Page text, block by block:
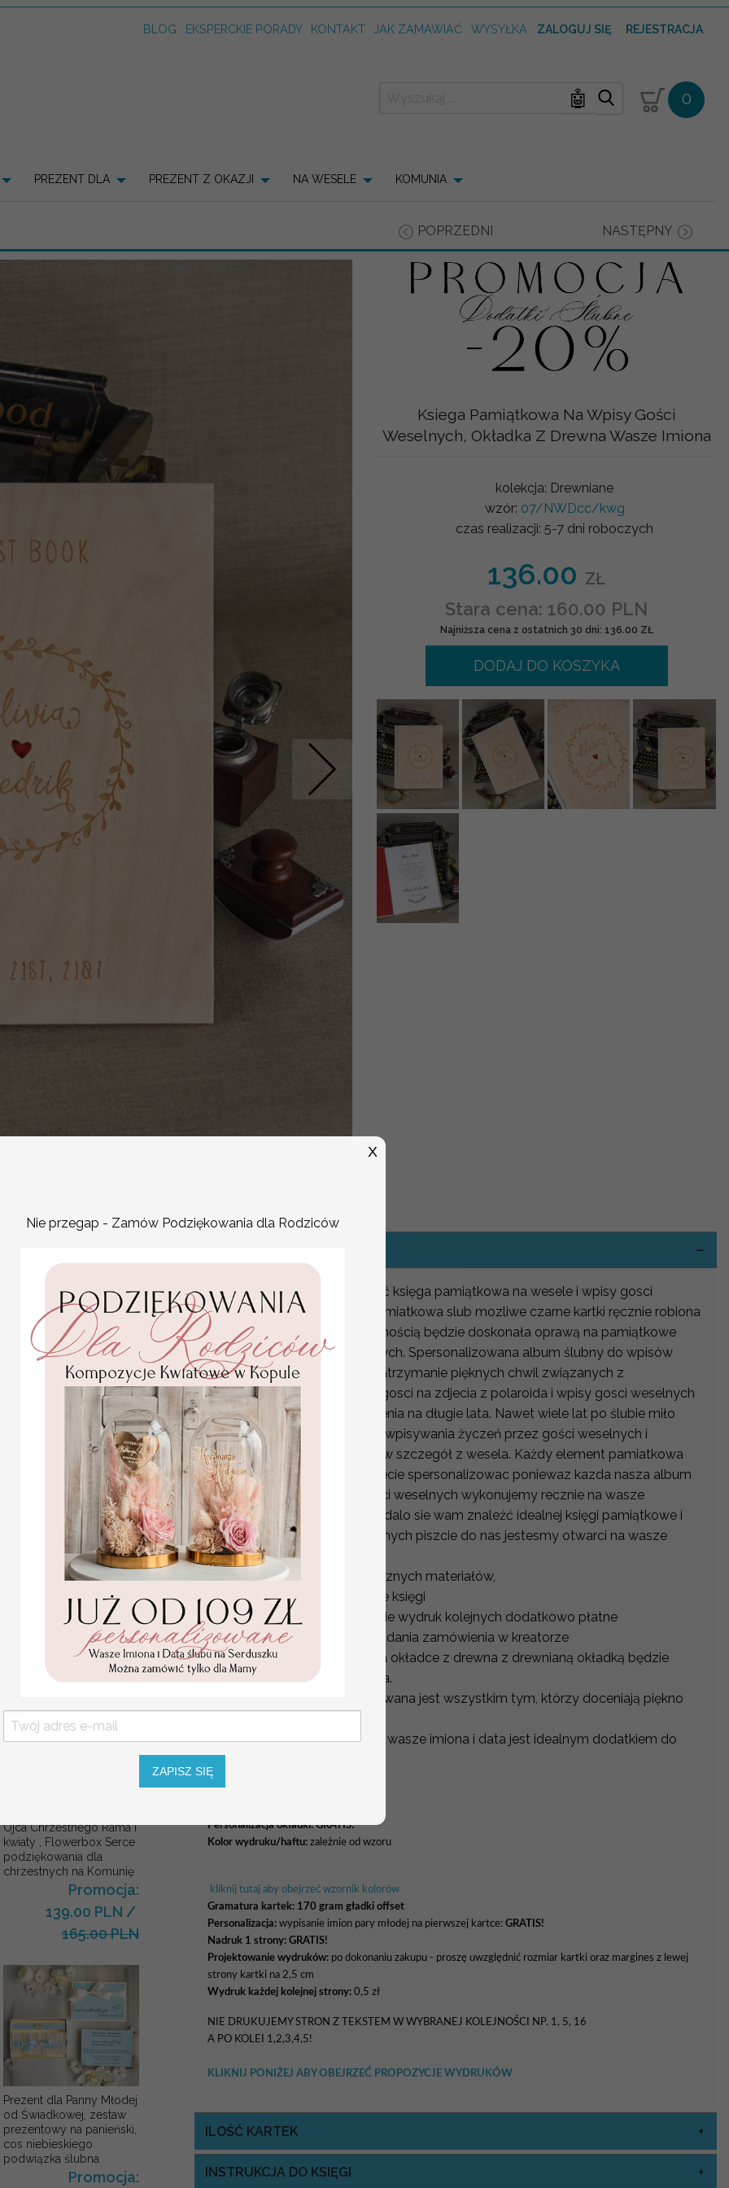
BLOG EKSPERCKIE PORADY KONTAKT JAK ZAMAWIAĆ WYSYŁKA ZALOGUJ SIĘ REJESTRACJA
🤖 0
PREZENT DLA PREZENT Z OKAZJI NA WESELE KOMUNIA
POPRZEDNI NASTĘPNY
Nastepne
Ksiega Pamiątkowa Na Wpisy Gości
Weselnych, Okładka Z Drewna Wasze Imiona
kolekcja: Drewniane
wzór: 07/NWDcc/kwg
czas realizacji: 5-7 dni roboczych
136.00 ZŁ
Stara cena: 160.00 PLN
Najniższa cena z ostatnich 30 dni: 136.00 ZŁ
DODAJ DO KOSZYKA
Statuetka pamiątka
Pierwszej Komunii w
personalizowana
Pamiątka Komunijna
opakowanie na pieniądze
Promocja:
85.00 PLN/105.00
PLN
Ojca Chrzestnego Rama i
kwiaty , Flowerbox Serce
podziękowania dla
chrzestnych na Komunię
Promocja:
139.00 PLN /
165.00 PLN
Prezent dla Panny Młodej
od Świadkowej, zestaw
prezentowy na panieński,
cos niebieskiego
podwiązka ślubna
Promocja:
Szukacie inspiracji jaką wybrać księga pamiątkowa na wesele i wpisy gosci
weselnych ? Nasza ksiega pamiatkowa slub mozliwe czarne kartki ręcznie robiona
na Wasze zamówienie z pewnością będzie doskonała oprawą na pamiątkowe
wpisy waszych gości weselnych. Spersonalizowana album ślubny do wpisów
gości to idealny sposób na zatrzymanie pięknych chwil związanych z
uroczystością. Nasza ksiega gosci na zdjecia z polaroida i wpisy gosci weselnych
zapewni niezwykłe wspomnienia na długie lata. Nawet wiele lat po ślubie miło
bedzie spojrzeć na księga do wpisywania życzeń przez gości weselnych i
przypomnieć sobie ten czy ów szczegół z wesela. Każdy element pamiatkowa
ksiega gosci weselnych mozecie spersonalizowac poniewaz kazda nasza album
na zdjęcia ślubne i wpisy gości weselnych wykonujemy recznie na wasze
zamowienie. Jeżli jednak nie udalo sie wam znaleźć idealnej księgi pamiątkowe i
albumy na wpisy gości weselnych piszcie do nas jestesmy otwarci na wasze
pomysly
Księga wykonana ręcznie z róznych materiałów,
personalizacja okładki w cenie księgi
wydruk pierwszej kartki w cenie wydruk kolejnych dodatkowo płatne
Kartki dostepne podczas składania zamówienia w kreatorze
grawerowane imiona i data na okładce z drewna z drewnianą okładką będzie
trwałą pamiatką na długie lata.
rustykalny drewniany dedykowana jest wszystkim tym, którzy doceniają piękno
Drewniana grawer na drewnie wasze imiona i data jest idealnym dodatkiem do
wesela.
Okładka:
Personalizacja okładki: GRATIS!
Kolor wydruku/haftu: zależnie od wzoru
kliknij tutaj aby obejrzeć wzornik kolorów
Gramatura kartek: 170 gram gładki offset
Personalizacja: wypisanie imion pary młodej na pierwszej kartce: GRATIS!
Nadruk 1 strony: GRATIS!
Projektowanie wydruków: po dokonaniu zakupu - proszę uwzględnić rozmiar kartki oraz margines z lewej
strony kartki na 2,5 cm
Wydruk każdej kolejnej strony: 0,5 zł
NIE DRUKUJEMY STRON Z TEKSTEM W WYBRANEJ KOLEJNOŚCI NP. 1, 5, 16
A PO KOLEI 1,2,3,4,5!
KLIKNIJ PONIŻEJ ABY OBEJRZEĆ PROPOZYCJE WYDRUKÓW
ILOŚĆ KARTEK
INSTRUKCJA DO KSIĘGI
Nie przegap - Zamów Podziękowania dla Rodziców
ZAPISZ SIĘ
X